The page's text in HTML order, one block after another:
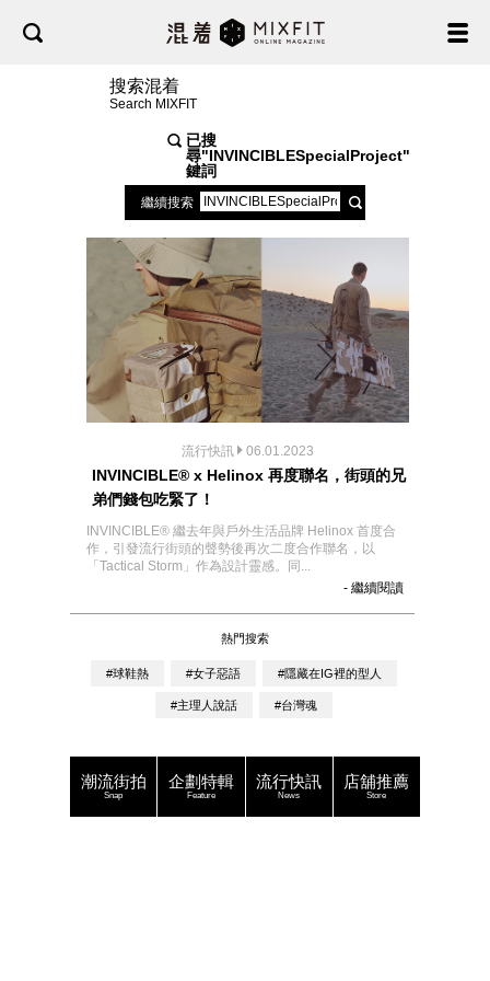
搜索混着
Search MIXFIT
已搜
尋"INVINCIBLESpecialProject"關
鍵詞
繼續搜索
流行快訊 06.01.2023
INVINCIBLE® x Helinox 再度聯名，街頭的兄
弟們錢包吃緊了！
INVINCIBLE® 繼去年與戶外生活品牌 Helinox 首度合
作，引發流行街頭的聲勢後再次二度合作聯名，以
「Tactical Storm」作為設計靈感。同...
- 繼續閱讀
熱門搜索
#球鞋熱 #女子惡語 #隱藏在IG裡的型人
#主理人說話 #台灣魂
潮流街拍
Snap
企劃特輯
Feature
流行快訊
News
店舖推薦
Store